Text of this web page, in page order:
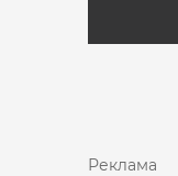
Реклама